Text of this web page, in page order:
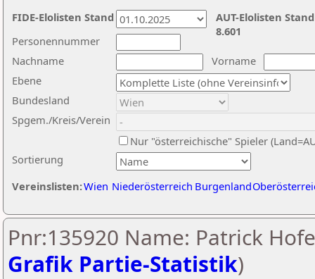
Nachname
Vorname
Ebene
Sortierung
Personennummer
Bundesland
Spgem./Kreis/Verein
Nur "österreichische" Spieler
Vereinslisten:Wien Niederösterreich Burgenland
AUT-Elolisten
8.601
FIDE-Elolisten Stand
Pnr:135920 Name: Patrick
Grafik Partie-Statistik)